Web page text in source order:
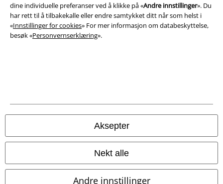
dine individuelle preferanser ved å klikke på «Andre innstillinger». Du
har rett til å tilbakekalle eller endre samtykket ditt når som helst i
«Innstillinger for cookies» For mer informasjon om databeskyttelse,
besøk «Personvernserklæring».
Aksepter
Nekt alle
Andre innstillinger
Vilkår
Impressum
Innstillinger for cookies
Angre bestilling
Alle priser inkluderer moms og skatt.Frakt er ikke inkludert.